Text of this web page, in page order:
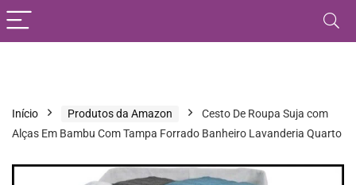
Início Produtos da Amazon
Cesto De Roupa Suja com
Alças Em Bambu Com Tampa Forrado Banheiro Lavanderia Quarto